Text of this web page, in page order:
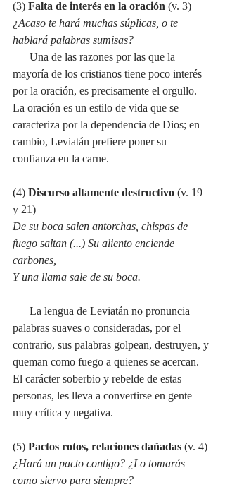
(3) Falta de interés en la oración (v. 3)
¿Acaso te hará muchas súplicas, o te
hablará palabras sumisas?
Una de las razones por las que la
mayoría de los cristianos tiene poco interés
por la oración, es precisamente el orgullo.
La oración es un estilo de vida que se
caracteriza por la dependencia de Dios; en
cambio, Leviatán prefiere poner su
confianza en la carne.
(4) Discurso altamente destructivo (v. 19
y 21)
De su boca salen antorchas, chispas de
fuego saltan (...) Su aliento enciende
carbones,
Y una llama sale de su boca.
La lengua de Leviatán no pronuncia
palabras suaves o consideradas, por el
contrario, sus palabras golpean, destruyen, y
queman como fuego a quienes se acercan.
El carácter soberbio y rebelde de estas
personas, les lleva a convertirse en gente
muy crítica y negativa.
(5) Pactos rotos, relaciones dañadas (v. 4)
¿Hará un pacto contigo? ¿Lo tomarás
como siervo para siempre?